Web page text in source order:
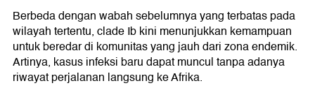
Berbeda dengan wabah sebelumnya yang terbatas pada
wilayah tertentu, clade Ib kini menunjukkan kemampuan
untuk beredar di komunitas yang jauh dari zona endemik.
Artinya, kasus infeksi baru dapat muncul tanpa adanya
riwayat perjalanan langsung ke Afrika.